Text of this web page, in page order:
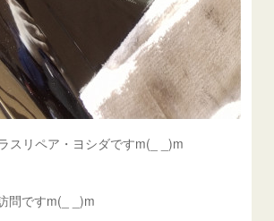
スリペア・ヨシダですm(_ _)m
問ですm(_ _)m